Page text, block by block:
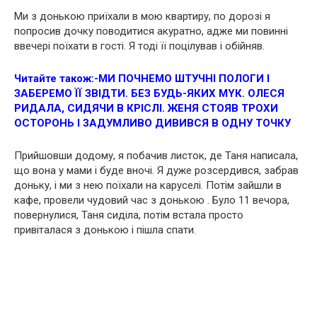
Ми з донькою приїхали в мою квартиру, по дорозі я
попросив дочку поводитися акуратно, адже ми повинні
ввечері поїхати в гості. Я тоді її поцілував і обійняв.
Читайте також:-МИ ПОЧНЕМО ШТУЧНI ПOЛOГИ І
ЗАБЕРЕМО ЇЇ ЗВІДТИ. БЕЗ БУДЬ-ЯКИХ МYК. ОЛЕСЯ
РИДАЛА, СИДЯЧИ В КРІСЛІ. ЖЕНЯ СТОЯВ ТРОХИ
ОСТОРОНЬ І ЗАДУМЛИВО ДИВИВСЯ В ОДНУ ТОЧКУ
Прийшовши додому, я побачив листок, де Таня написала,
що вона у мами і буде вночі. Я дуже розсердився, забрав
доньку, і ми з нею поїхали на каруселі. Потім зайшли в
кафе, провели чудовий час з донькою . Було 11 вечора,
повернулися, Таня сиділа, потім встала просто
привіталася з донькою і пішла спати.